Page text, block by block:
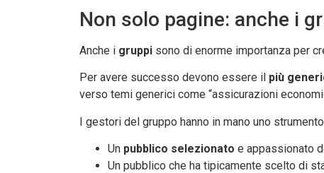
Non solo pagine: anche i
Anche i gruppi sono di enorme importanza per
Per avere successo devono essere il più
verso temi generici come “assicurazioni
I gestori del gruppo hanno in mano uno
Un pubblico selezionato e appassionato
Un pubblico che ha tipicamente scelto di